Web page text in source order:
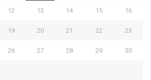
12 13 14 15 16
19 20 21 22 23
26 27 28 29 30